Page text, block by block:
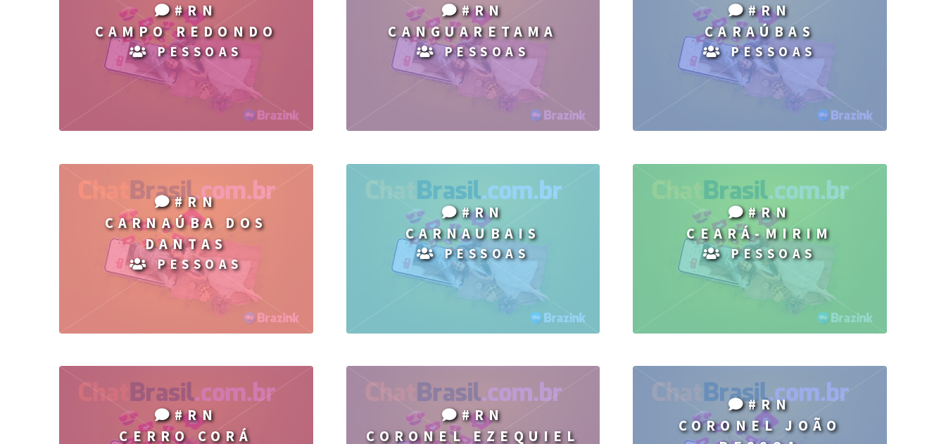
#RN
CAMPO REDONDO
PESSOAS
#RN
CANGUARETAMA
PESSOAS
#RN
CARAÚBAS
PESSOAS
#RN
CARNAÚBA DOS
DANTAS
PESSOAS
#RN
CARNAUBAIS
PESSOAS
#RN
CEARÁ-MIRIM
PESSOAS
#RN
CERRO CORÁ
#RN
CORONEL EZEQUIEL
#RN
CORONEL JOÃO